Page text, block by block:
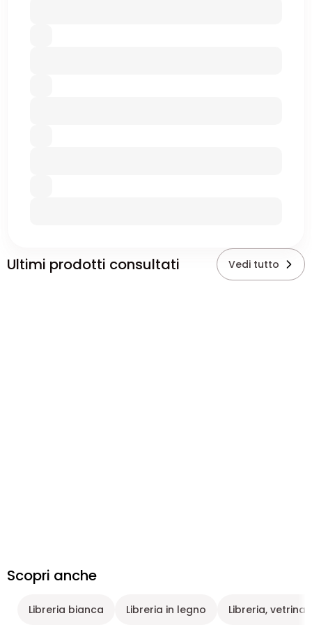
Ultimi prodotti consultati Vedi tutto
Scopri anche
Libreria bianca Libreria in legno Libreria, vetrina